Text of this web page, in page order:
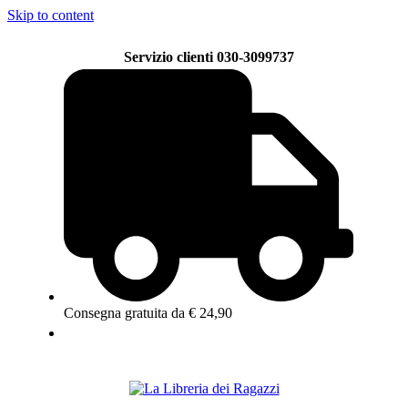
Skip to content
Servizio clienti 030-3099737
Consegna gratuita da € 24,90